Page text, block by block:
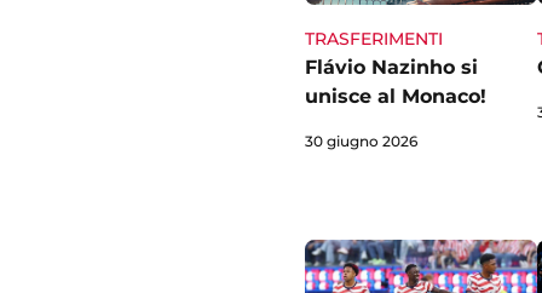
TRASFERIMENTI
Flávio Nazinho si
unisce al Monaco!
30 giugno 2026